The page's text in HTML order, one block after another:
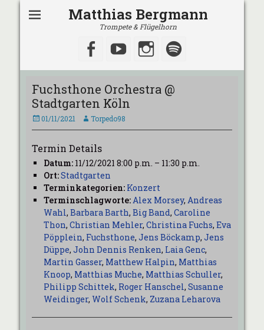
Matthias Bergmann
Trompete & Flügelhorn
Facebook
YouTubeInstagram
Fuchsthone Orchestra @
Stadtgarten Köln
Veröffentlicht
am
01/11/2021 AutorTorpedo98
Termin Details
Datum: 11/12/2021 8:00 p.m. – 11:30 p.m.
Ort:Stadtgarten
Terminkategorien: Konzert
Terminschlagworte:Alex Morsey, Andreas
Wahl, Barbara Barth, Big Band, Caroline
Thon, Christian Mehler, Christina Fuchs, Eva
Pöpplein, Fuchsthone, Jens Böckamp, Jens
Düppe, John Dennis Renken, Laia Genc,
Martin Gasser, Matthew Halpin, Matthias
Knoop, Matthias Muche, Matthias Schuller,
Philipp Schittek, Roger Hanschel, Susanne
Weidinger, Wolf Schenk, Zuzana Leharova